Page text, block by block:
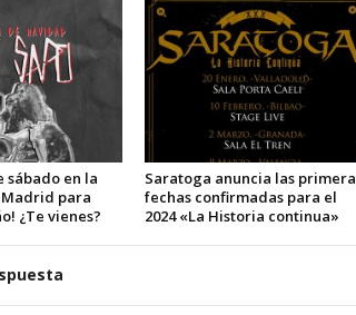
sábado en la
Madrid para
¿Te vienes?
Saratoga anuncia las
fechas confirmadas para el
2024 «La Historia continua»